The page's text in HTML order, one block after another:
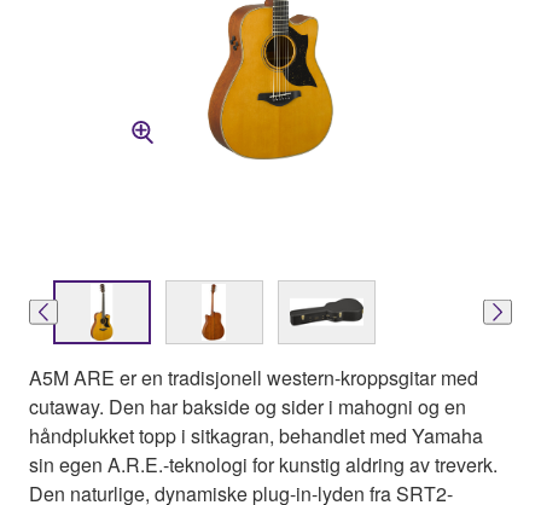
A5M ARE er en tradisjonell western-kroppsgitar med
cutaway. Den har bakside og sider i mahogni og en
håndplukket topp i sitkagran, behandlet med Yamaha
sin egen A.R.E.-teknologi for kunstig aldring av treverk.
Den naturlige, dynamiske plug-in-lyden fra SRT2-